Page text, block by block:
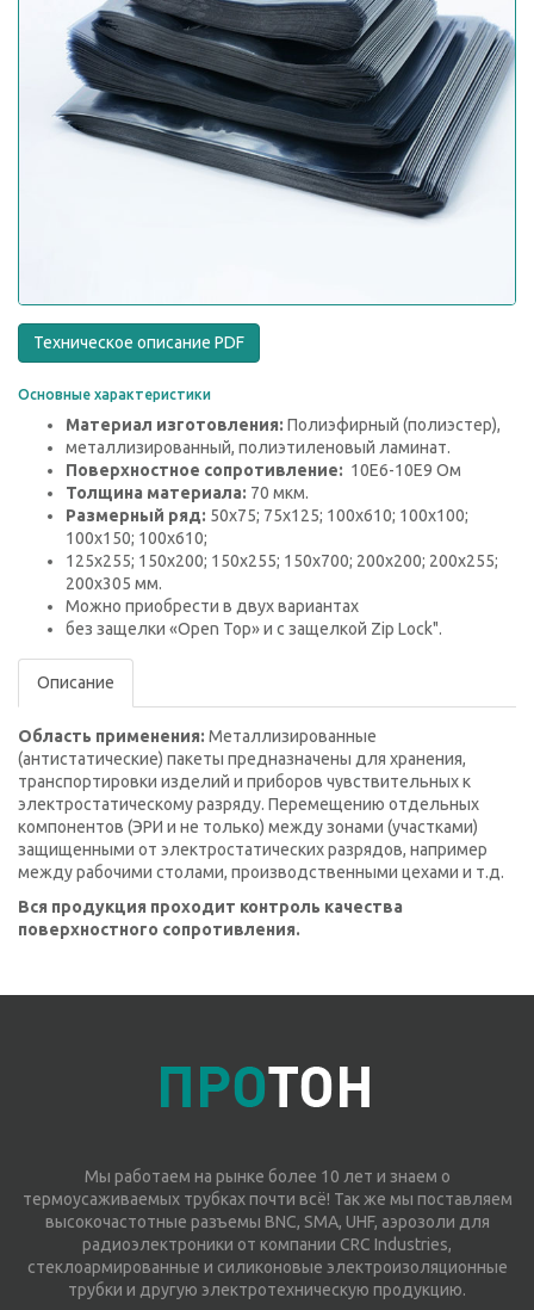
Техническое описание PDF
Основные характеристики
Материал изготовления: Полиэфирный (полиэстер),
металлизированный, полиэтиленовый ламинат.
Поверхностное сопротивление: 10E6-10E9 Ом
Толщина материала: 70 мкм.
Размерный ряд: 50х75; 75х125; 100х610; 100х100;
100х150; 100х610;
125х255; 150х200; 150х255; 150х700; 200х200; 200х255;
200х305 мм.
Можно приобрести в двух вариантах
без защелки «Open Top» и с защелкой Zip Lock".
Описание
Область применения: Металлизированные
(антистатические) пакеты предназначены для хранения,
транспортировки изделий и приборов чувствительных к
электростатическому разряду. Перемещению отдельных
компонентов (ЭРИ и не только) между зонами (участками)
защищенными от электростатических разрядов, например
между рабочими столами, производственными цехами и т.д.
Вся продукция проходит контроль качества
поверхностного сопротивления.
Мы работаем на рынке более 10 лет и знаем о
термоусаживаемых трубках почти всё! Так же мы поставляем
высокочастотные разъемы BNC, SMA, UHF, аэрозоли для
радиоэлектроники от компании CRC Industries,
стеклоармированные и силиконовые электроизоляционные
трубки и другую электротехническую продукцию.